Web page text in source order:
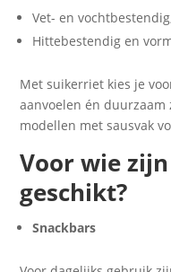
Vet- en
Hittebestendig en
Met suikerriet kies je
aanvoelen én
modellen met sausvak
Voor wie
geschikt?
Snackbars